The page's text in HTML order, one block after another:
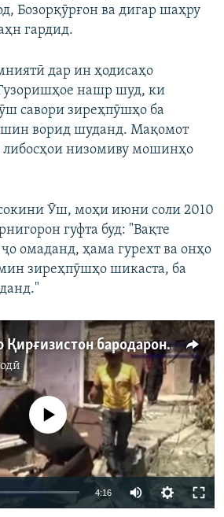
Бозорқӯрғон ва дигар шаҳру
гардид.
дар ин ҳодисаҳо
Гузоришҳое нашр шуд, ки
савори зиреҳпӯшҳо ба
ворид шуданд. Мақомот
либосҳои низомиву мошинҳо
Ӯш, моҳи июни соли 2010
гуфта буд: "Вақте
омаданд, ҳама гурехт ва онҳо
зиреҳпӯшҳо шикаста, ба
Даҳ сол пеш дар Қирғизистон бародарони хунӣ душман шуданд
кор намекунад
4:16 Auto